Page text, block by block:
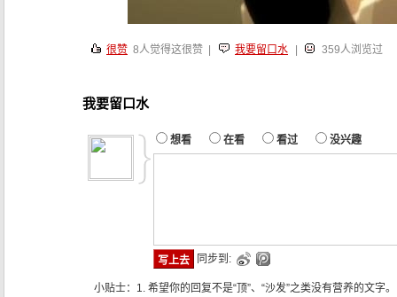
很赞 8人觉得这很赞 | 我要留口水 359人浏览过
我要留口水
想看 在看 看过 没兴趣
同步到:
小贴士： 1. 希望你的回复不是“顶”、“沙发”之类没有营养的文字。